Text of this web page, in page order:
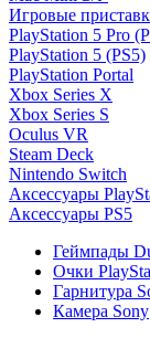
Игровые
PlayStation 5 Pro
PlayStation 5 (PS5)
PlayStation Portal
Xbox Series X
Xbox Series S
Oculus VR
Steam Deck
Nintendo Switch
Аксессуары
Аксессуары PS5
Геймпады
Очки
Гарнитура
Камера Sony